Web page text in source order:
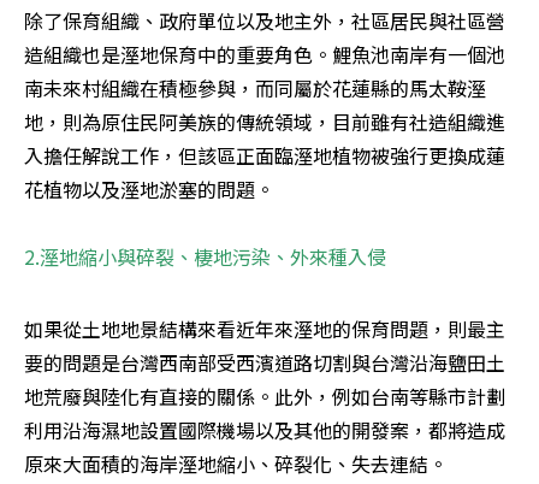
除了保育組織、政府單位以及地主外，社區居民與社區營
造組織也是溼地保育中的重要角色。鯉魚池南岸有一個池
南未來村組織在積極參與，而同屬於花蓮縣的馬太鞍溼
地，則為原住民阿美族的傳統領域，目前雖有社造組織進
入擔任解說工作，但該區正面臨溼地植物被強行更換成蓮
花植物以及溼地淤塞的問題。
2.溼地縮小與碎裂、棲地污染、外來種入侵
如果從土地地景結構來看近年來溼地的保育問題，則最主
要的問題是台灣西南部受西濱道路切割與台灣沿海鹽田土
地荒廢與陸化有直接的關係。此外，例如台南等縣市計劃
利用沿海濕地設置國際機場以及其他的開發案，都將造成
原來大面積的海岸溼地縮小、碎裂化、失去連結。